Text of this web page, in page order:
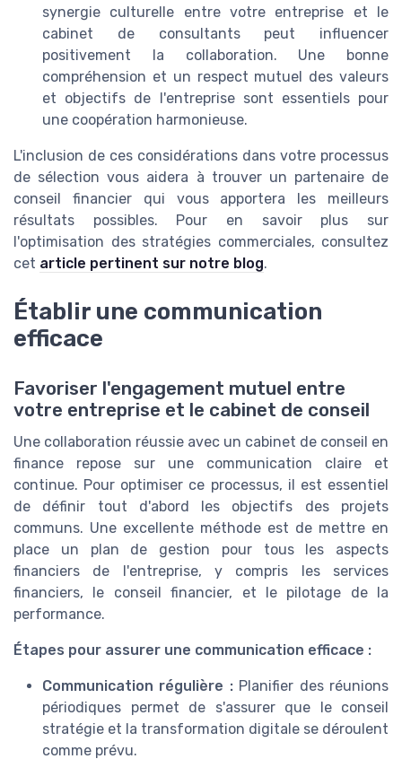
synergie culturelle entre votre entreprise et le
cabinet de consultants peut influencer
positivement la collaboration. Une bonne
compréhension et un respect mutuel des valeurs
et objectifs de l'entreprise sont essentiels pour
une coopération harmonieuse.
L'inclusion de ces considérations dans votre processus
de sélection vous aidera à trouver un partenaire de
conseil financier qui vous apportera les meilleurs
résultats possibles. Pour en savoir plus sur
l'optimisation des stratégies commerciales, consultez
cet article pertinent sur notre blog.
Établir une communication
efficace
Favoriser l'engagement mutuel entre
votre entreprise et le cabinet de conseil
Une collaboration réussie avec un cabinet de conseil en
finance repose sur une communication claire et
continue. Pour optimiser ce processus, il est essentiel
de définir tout d'abord les objectifs des projets
communs. Une excellente méthode est de mettre en
place un plan de gestion pour tous les aspects
financiers de l'entreprise, y compris les services
financiers, le conseil financier, et le pilotage de la
performance.
Étapes pour assurer une communication efficace :
Communication régulière :Planifier des réunions
périodiques permet de s'assurer que le conseil
stratégie et la transformation digitale se déroulent
comme prévu.